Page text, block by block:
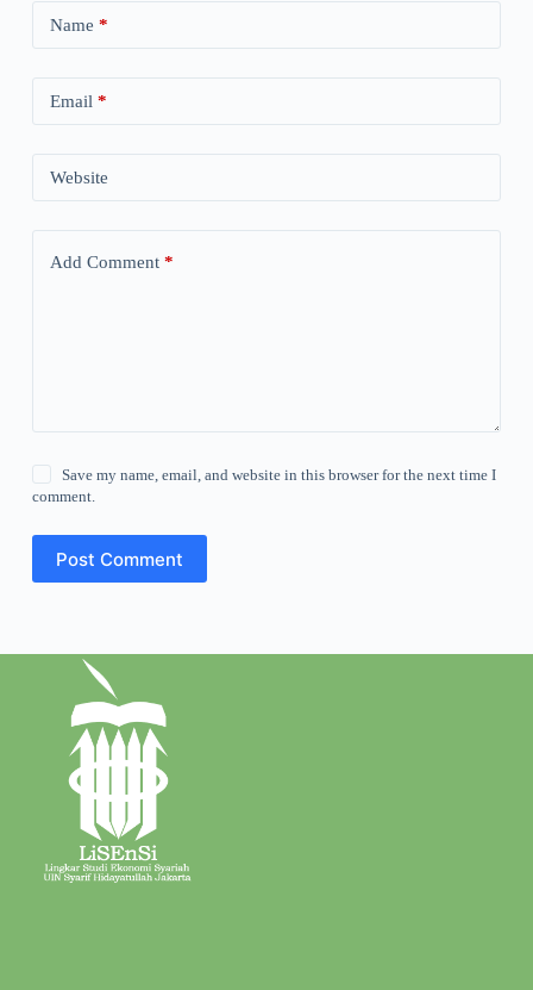
Name *
Email *
Website
Add Comment*
Save my name, email, and website in this browser for the next time I
comment.
Post Comment